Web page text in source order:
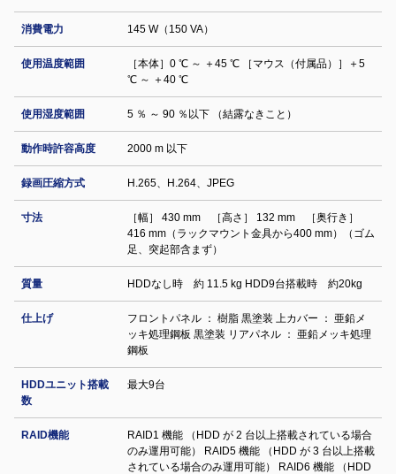
消費電力 145 W（150 VA）
使用温度範囲
［本体］0 ℃ ～ ＋45 ℃ ［マウス（付属品）］＋5
℃ ～ ＋40 ℃
使用湿度範囲 5 ％ ～ 90 ％以下 （結露なきこと）
動作時許容高度 2000 m 以下
録画圧縮方式 H.265、H.264、JPEG
寸法
［幅］ 430 mm ［高さ］ 132 mm ［奥行き］
416 mm（ラックマウント金具から400 mm）（ゴム
足、突起部含まず）
質量 HDDなし時 約 11.5 kg HDD9台搭載時 約20kg
仕上げ
フロントパネル ： 樹脂 黒塗装 上カバー ： 亜鉛メ
ッキ処理鋼板 黒塗装 リアパネル ： 亜鉛メッキ処理
鋼板
HDDユニット搭載
数
最大9台
RAID機能
RAID1 機能 （HDD が 2 台以上搭載されている場合
のみ運用可能） RAID5 機能 （HDD が 3 台以上搭載
されている場合のみ運用可能） RAID6 機能 （HDD